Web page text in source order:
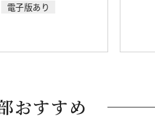
電子版あり
おすすめ